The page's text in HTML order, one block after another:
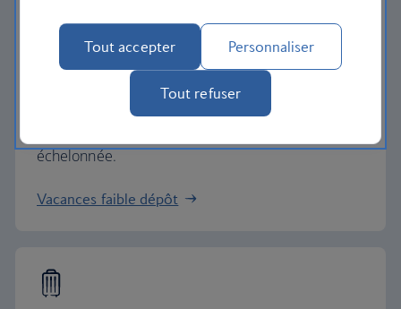
Petits acomptes
Réservez vos vacances en versant un petit acompte
échelonnée.
Vacances faible dépôt
Tout accepter Personnaliser
Tout refuser